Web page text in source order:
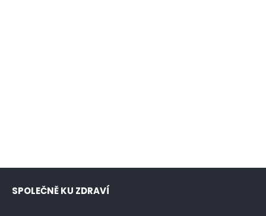
SPOLEČNĚ KU ZDRAVÍ